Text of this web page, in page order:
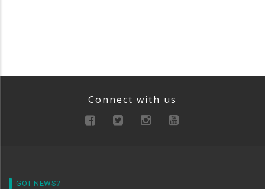
Connect with us
GOT NEWS?